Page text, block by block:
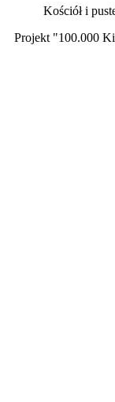
Kościół i
Projekt "100.000